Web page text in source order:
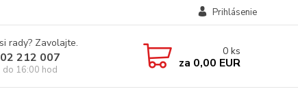
Prihlásenie
rady? Zavolajte.
212 007
do 16:00 hod
0 ks
za 0,00 EUR